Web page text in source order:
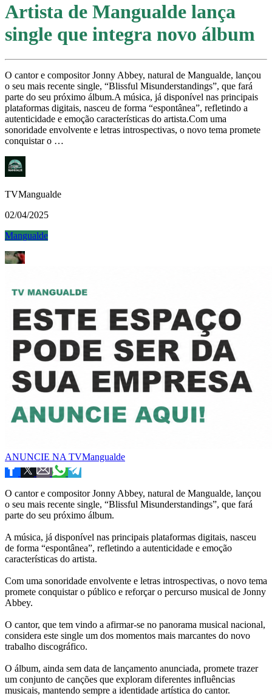
Artista de Mangualde lança
single que integra novo álbum
O cantor e compositor Jonny Abbey, natural de Mangualde, lançou
o seu mais recente single, “Blissful Misunderstandings”, que fará
parte do seu próximo álbum.A música, já disponível nas principais
plataformas digitais, nasceu de forma “espontânea”, refletindo a
autenticidade e emoção características do artista.Com uma
sonoridade envolvente e letras introspectivas, o novo tema promete
conquistar o …
TVMangualde
02/04/2025
Mangualde
ANUNCIE NA TVMangualde
O cantor e compositor Jonny Abbey, natural de Mangualde, lançou
o seu mais recente single, “Blissful Misunderstandings”, que fará
parte do seu próximo álbum.
A música, já disponível nas principais plataformas digitais, nasceu
de forma “espontânea”, refletindo a autenticidade e emoção
características do artista.
Com uma sonoridade envolvente e letras introspectivas, o novo tema
promete conquistar o público e reforçar o percurso musical de Jonny
Abbey.
O cantor, que tem vindo a afirmar-se no panorama musical nacional,
considera este single um dos momentos mais marcantes do novo
trabalho discográfico.
O álbum, ainda sem data de lançamento anunciada, promete trazer
um conjunto de canções que exploram diferentes influências
musicais, mantendo sempre a identidade artística do cantor.